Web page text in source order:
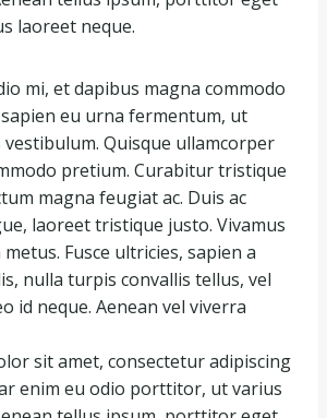
laoreet neque.
mi, et dapibus magna commodo
eu urna fermentum, ut
Quisque ullamcorper
pretium. Curabitur tristique
magna feugiat ac. Duis ac
laoreet tristique justo. Vivamus
Fusce ultricies, sapien a
nulla turpis convallis tellus, vel
id neque. Aenean vel viverra
sit amet, consectetur adipiscing
enim eu odio porttitor, ut varius